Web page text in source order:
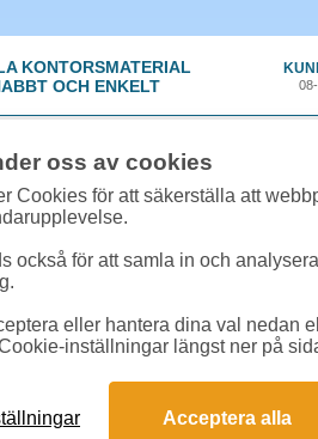
KONTORSMATERIAL
OCH ENKELT
Förbrukning»Toner kompatibla» Toner
Cyan
oss av cookies
Cookies för att säkerställa att
också för att samla in och
eller hantera dina val nedan
inställningar längst ner på
Acceptera alla